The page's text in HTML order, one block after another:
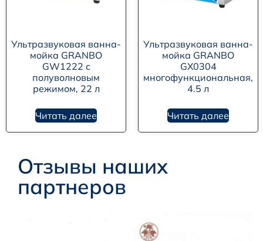
Ультразвуковая ванна-
мойка GRANBO
GW1222 с
полуволновым
режимом, 22 л
Читать далее
Ультразвуковая ванна-
мойка GRANBO
GX0304
многофункциональная,
4.5 л
Читать далее
Отзывы наших
партнеров